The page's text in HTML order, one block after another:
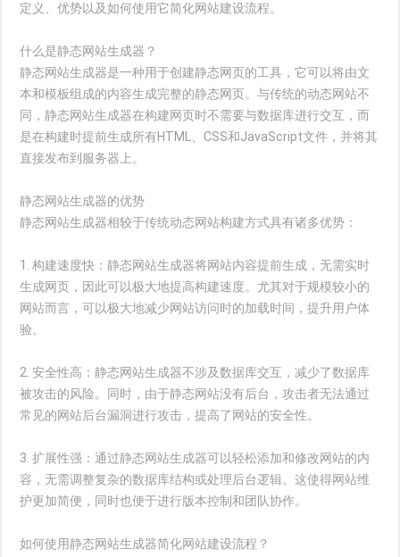
定义、优势以及如何使用它简化网站建设流程。
什么是静态网站生成器？
静态网站生成器是一种用于创建静态网页的工具，它可以将由文
本和模板组成的内容生成完整的静态网页。与传统的动态网站不
同，静态网站生成器在构建网页时不需要与数据库进行交互，而
是在构建时提前生成所有HTML、CSS和JavaScript文件，并将其
直接发布到服务器上。
静态网站生成器的优势
静态网站生成器相较于传统动态网站构建方式具有诸多优势：
1. 构建速度快：静态网站生成器将网站内容提前生成，无需实时
生成网页，因此可以极大地提高构建速度。尤其对于规模较小的
网站而言，可以极大地减少网站访问时的加载时间，提升用户体
验。
2. 安全性高：静态网站生成器不涉及数据库交互，减少了数据库
被攻击的风险。同时，由于静态网站没有后台，攻击者无法通过
常见的网站后台漏洞进行攻击，提高了网站的安全性。
3. 扩展性强：通过静态网站生成器可以轻松添加和修改网站的内
容，无需调整复杂的数据库结构或处理后台逻辑。这使得网站维
护更加简便，同时也便于进行版本控制和团队协作。
如何使用静态网站生成器简化网站建设流程？